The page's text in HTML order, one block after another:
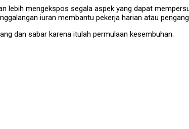
lebih mengekspos segala aspek yang dapat
iuran membantu pekerja harian atau
dan sabar karena itulah permulaan kesembuhan.